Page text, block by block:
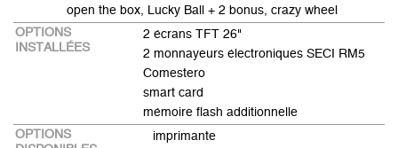
open the box, Lucky Ball + 2 bonus, crazy wheel
OPTIONS
INSTALLÉES
2 écrans TFT 26"
2 monnayeurs électroniques SECI RM5
Comestero
smart card
mémoire flash additionnelle
OPTIONS
imprimante